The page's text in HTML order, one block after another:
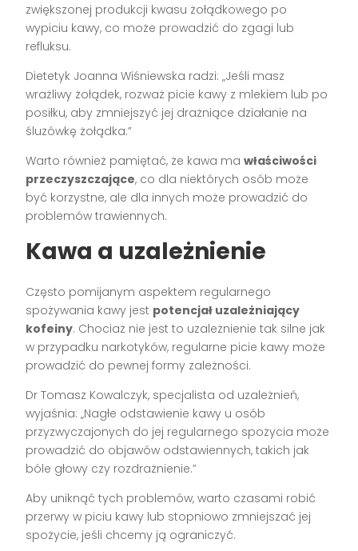
zwiększonej produkcji kwasu żołądkowego po
wypiciu kawy, co może prowadzić do zgagi lub
refluksu.
Dietetyk Joanna Wiśniewska radzi: „Jeśli masz
wrażliwy żołądek, rozważ picie kawy z mlekiem lub po
posiłku, aby zmniejszyć jej drażniące działanie na
śluzówkę żołądka.”
Warto również pamiętać, że kawa mawłaściwości
przeczyszczające, co dla niektórych osób może
być korzystne, ale dla innych może prowadzić do
problemów trawiennych.
Kawa a uzależnienie
Często pomijanym aspektem regularnego
spożywania kawy jest potencjał uzależniający
kofeiny. Chociaż nie jest to uzależnienie tak silne jak
w przypadku narkotyków, regularne picie kawy może
prowadzić do pewnej formy zależności.
Dr Tomasz Kowalczyk, specjalista od uzależnień,
wyjaśnia: „Nagłe odstawienie kawy u osób
przyzwyczajonych do jej regularnego spożycia może
prowadzić do objawów odstawiennych, takich jak
bóle głowy czy rozdrażnienie.”
Aby uniknąć tych problemów, warto czasami robić
przerwy w piciu kawy lub stopniowo zmniejszać jej
spożycie, jeśli chcemy ją ograniczyć.